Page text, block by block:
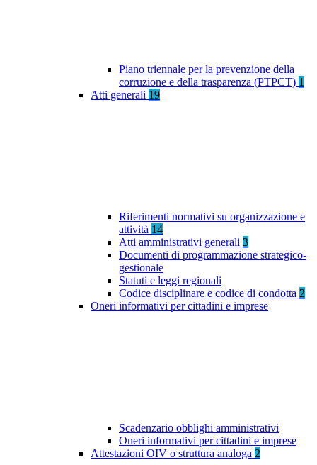
Piano triennale per la prevenzione della
corruzione e della trasparenza (PTPCT) 1
Atti generali 19
Riferimenti normativi su organizzazione e
attività 14
Atti amministrativi generali 3
Documenti di programmazione strategico-
gestionale
Statuti e leggi regionali
Codice disciplinare e codice di condotta 2
Oneri informativi per cittadini e imprese
Scadenzario obblighi amministrativi
Oneri informativi per cittadini e imprese
Attestazioni OIV o struttura analoga 2